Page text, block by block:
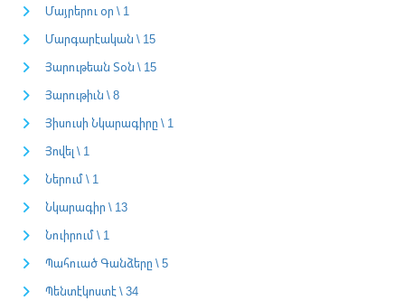
Մայրերու օր \ 1
Մարգարէական \ 15
Յարութեան Տօն \ 15
Յարութիւն \ 8
Յիսուսի Նկարագիրը \ 1
Յովել \ 1
Ներում \ 1
Նկարագիր \ 13
Նուիրում \ 1
Պահուած Գանձերը \ 5
Պենտէկոստէ \ 34